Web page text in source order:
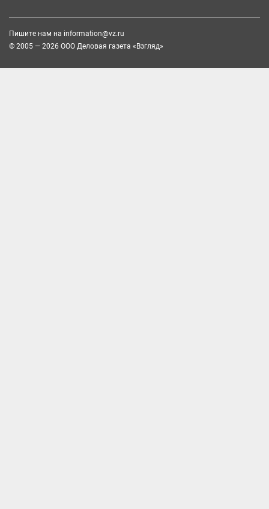
Пишите нам на information@vz.ru
© 2005 — 2026 ООО Деловая газета «Взгляд»